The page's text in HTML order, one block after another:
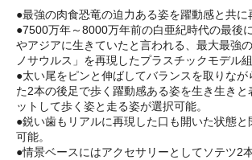
●最強の肉食恐竜の迫力ある姿を躍動感と共に
●7500万年～8000万年前の白亜紀時代の最後
やアジアに生きていたと言われる、最大最強
ノサウルス」を再現したプラスチックモデル
●太い尾をピンと伸ばしてバランスを取りなが
た2本の後足で歩く躍動感ある姿を生き生きと
ットして歩く姿と走る姿が選択可能。
●鋭い歯もリアルに再現した口も開いた状態と
可能。
●情景ベースにはアクセサリーとしてソテツ2